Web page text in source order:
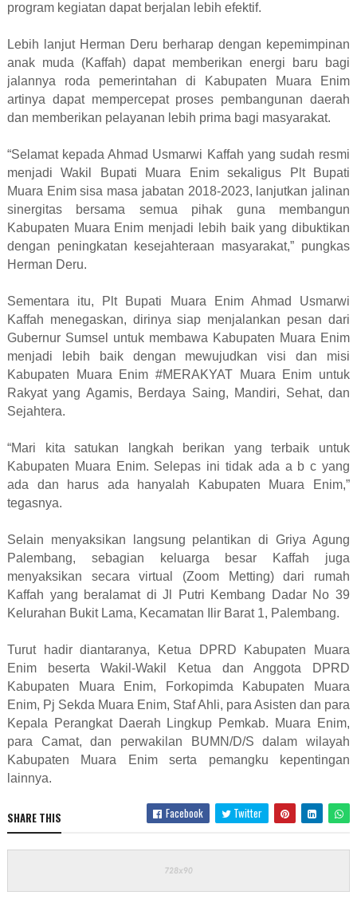
program kegiatan dapat berjalan lebih efektif.
Lebih lanjut Herman Deru berharap dengan kepemimpinan
anak muda (Kaffah) dapat memberikan energi baru bagi
jalannya roda pemerintahan di Kabupaten Muara Enim
artinya dapat mempercepat proses pembangunan daerah
dan memberikan pelayanan lebih prima bagi masyarakat.
“Selamat kepada Ahmad Usmarwi Kaffah yang sudah resmi
menjadi Wakil Bupati Muara Enim sekaligus Plt Bupati
Muara Enim sisa masa jabatan 2018-2023, lanjutkan jalinan
sinergitas bersama semua pihak guna membangun
Kabupaten Muara Enim menjadi lebih baik yang dibuktikan
dengan peningkatan kesejahteraan masyarakat,” pungkas
Herman Deru.
Sementara itu, Plt Bupati Muara Enim Ahmad Usmarwi
Kaffah menegaskan, dirinya siap menjalankan pesan dari
Gubernur Sumsel untuk membawa Kabupaten Muara Enim
menjadi lebih baik dengan mewujudkan visi dan misi
Kabupaten Muara Enim #MERAKYAT Muara Enim untuk
Rakyat yang Agamis, Berdaya Saing, Mandiri, Sehat, dan
Sejahtera.
“Mari kita satukan langkah berikan yang terbaik untuk
Kabupaten Muara Enim. Selepas ini tidak ada a b c yang
ada dan harus ada hanyalah Kabupaten Muara Enim,”
tegasnya.
Selain menyaksikan langsung pelantikan di Griya Agung
Palembang, sebagian keluarga besar Kaffah juga
menyaksikan secara virtual (Zoom Metting) dari rumah
Kaffah yang beralamat di Jl Putri Kembang Dadar No 39
Kelurahan Bukit Lama, Kecamatan Ilir Barat 1, Palembang.
Turut hadir diantaranya, Ketua DPRD Kabupaten Muara
Enim beserta Wakil-Wakil Ketua dan Anggota DPRD
Kabupaten Muara Enim, Forkopimda Kabupaten Muara
Enim, Pj Sekda Muara Enim, Staf Ahli, para Asisten dan para
Kepala Perangkat Daerah Lingkup Pemkab. Muara Enim,
para Camat, dan perwakilan BUMN/D/S dalam wilayah
Kabupaten Muara Enim serta pemangku kepentingan
lainnya.
SHARE THIS Facebook Twitter